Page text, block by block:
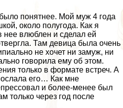
понятнее. Мой муж 4 года
около полугода. Как я
нее влюблен и сделал ей
Там дeвица была очень
не хочет ни замуж, ни
говорила ему об этом.
только в формате встреч. А
его… Как мне
и более-менее был
только через год после